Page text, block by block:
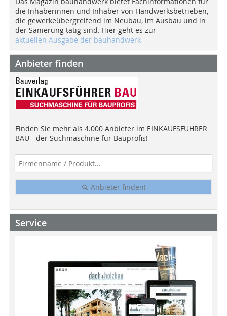
die Inhaberinnen und Inhaber von Handwerksbetrieben,
die gewerkeübergreifend im Neubau, im Ausbau und in
der Sanierung tätig sind. Hier geht es zur
aktuellen Ausgabe der bauhandwerk
Anbieter finden
Finden Sie mehr als 4.000 Anbieter im EINKAUFSFÜHRER
BAU - der Suchmaschine für Bauprofis!
Anbieter finden!
Service